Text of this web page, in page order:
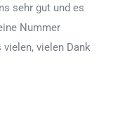
sehr gut und es
Nummer
vielen Dank